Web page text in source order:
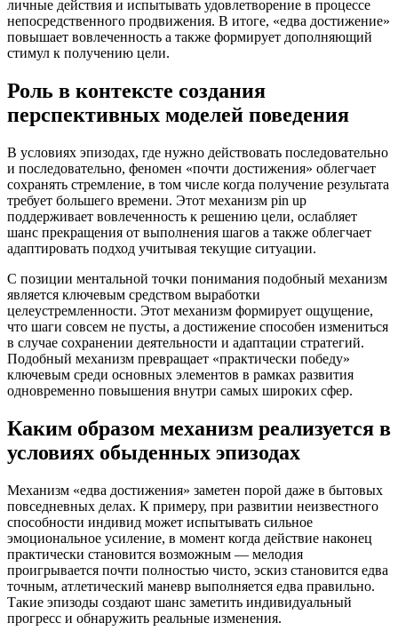
личные действия и испытывать удовлетворение в процессе
непосредственного продвижения. В итоге, «едва достижение»
повышает вовлеченность а также формирует дополняющий
стимул к получению цели.
Роль в контексте создания
перспективных моделей поведения
В условиях эпизодах, где нужно действовать последовательно
и последовательно, феномен «почти достижения» облегчает
сохранять стремление, в том числе когда получение результата
требует большего времени. Этот механизм pin up
поддерживает вовлеченность к решению цели, ослабляет
шанс прекращения от выполнения шагов а также облегчает
адаптировать подход учитывая текущие ситуации.
С позиции ментальной точки понимания подобный механизм
является ключевым средством выработки
целеустремленности. Этот механизм формирует ощущение,
что шаги совсем не пусты, а достижение способен измениться
в случае сохранении деятельности и адаптации стратегий.
Подобный механизм превращает «практически победу»
ключевым среди основных элементов в рамках развития
одновременно повышения внутри самых широких сфер.
Каким образом механизм реализуется в
условиях обыденных эпизодах
Механизм «едва достижения» заметен порой даже в бытовых
повседневных делах. К примеру, при развитии неизвестного
способности индивид может испытывать сильное
эмоциональное усиление, в момент когда действие наконец
практически становится возможным — мелодия
проигрывается почти полностью чисто, эскиз становится едва
точным, атлетический маневр выполняется едва правильно.
Такие эпизоды создают шанс заметить индивидуальный
прогресс и обнаружить реальные изменения.